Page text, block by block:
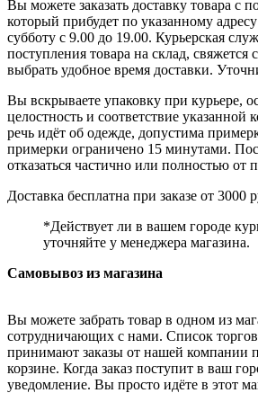
Вы можете заказать доставку товара с
который прибудет по указанному
субботу с 9.00 до 19.00. Курьерская
поступления товара на склад,
выбрать удобное время доставки.
Вы вскрываете упаковку при курьере,
целостность и соответствие указанной
речь идёт об одежде, допустима
примерки ограничено 15 минутами.
отказаться частично или полностью от
Доставка бесплатна при заказе от 3000
*Действует ли в вашем городе
уточняйте у менеджера магазина.
Самовывоз из магазина
Вы можете забрать товар в одном из
сотрудничающих с нами. Список
принимают заказы от нашей компании
корзине. Когда заказ поступит в ваш
уведомление. Вы просто идёте в этот